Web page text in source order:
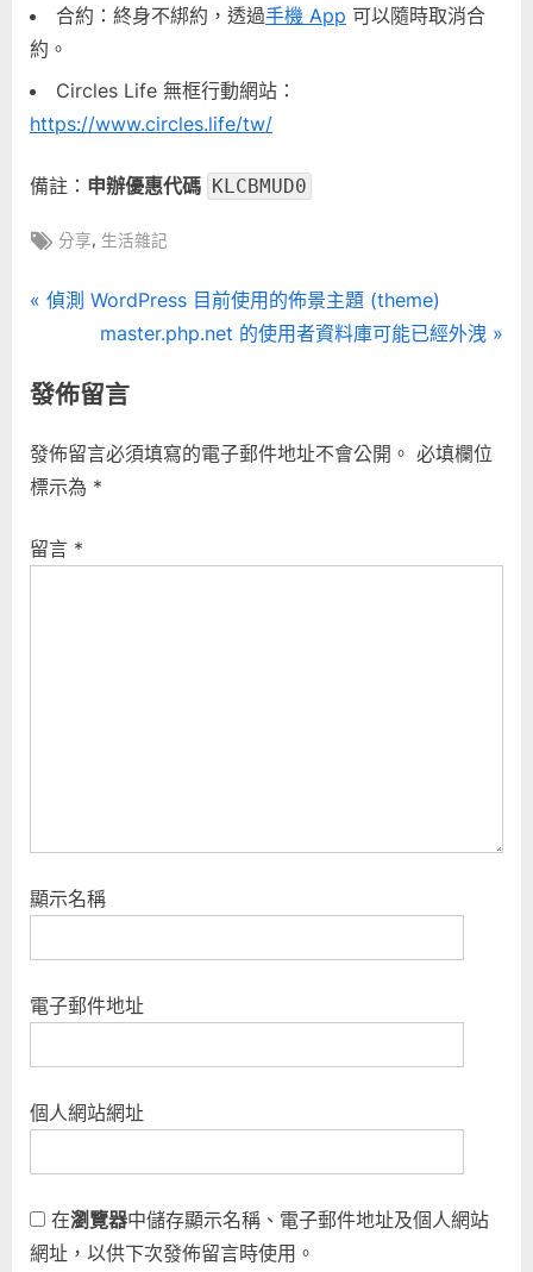
合約：終身不綁約，透過手機 App 可以隨時取消合
約。
Circles Life 無框行動網站：
https://www.circles.life/tw/
備註： 申辦優惠代碼 KLCBMUD0
Tags:
分享, 生活雜記
文
導
覽
P
v
o
u
P
偵測 WordPress 目前使用的佈景主題 (theme)
N
x
P
t
master.php.net 的使用者資料庫可能已經外洩
發佈留言
發佈留言必須填寫的電子郵件地址不會公開。 必填欄位
標示為 *
留言 *
顯示名稱
電子郵件地址
個人網站網址
在瀏覽器中儲存顯示名稱、電子郵件地址及個人網站
網址，以供下次發佈留言時使用。